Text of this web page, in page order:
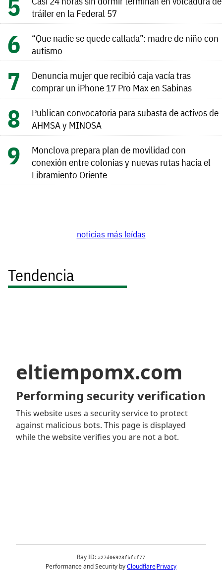
tráiler en la Federal 57
“Que nadie se quede callada”: madre de niño con
autismo
Denuncia mujer que recibió caja vacía tras
comprar un iPhone 17 Pro Max en Sabinas
Publican convocatoria para subasta de activos de
AHMSA y MINOSA
Monclova prepara plan de movilidad con
conexión entre colonias y nuevas rutas hacia el
Libramiento Oriente
noticias más leídas
Tendencia